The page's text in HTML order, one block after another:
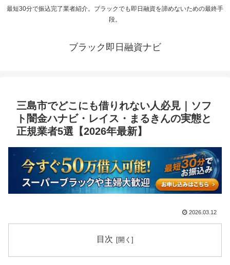
最短30分で振込完了業者紹介。ブラックでも即日融資を諦めないための最終手
段。
ブラック即日融資ナビ
三島市でどこにも借りれない人必見｜ソフ
ト闇金ハナビ・レイス・まるきんの実態と
正規業者5選【2026年最新】
2026.03.12
目次